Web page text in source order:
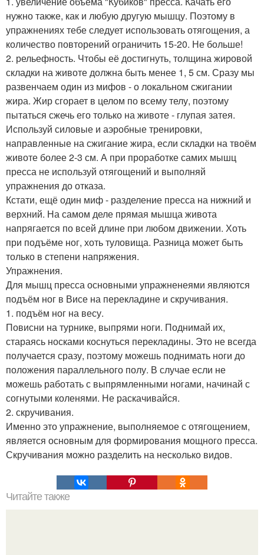
нужно также, как и любую другую мышцу. Поэтому в
упражнениях тебе следует использовать отягощения, а
количество повторений ограничить 15-20. Не больше!
2. рельефность. Чтобы её достигнуть, толщина жировой
складки на животе должна быть менее 1, 5 см. Сразу мы
развенчаем один из мифов - о локальном сжигании
жира. Жир сгорает в целом по всему телу, поэтому
пытаться сжечь его только на животе - глупая затея.
Используй силовые и аэробные тренировки,
направленные на сжигание жира, если складки на твоём
животе более 2-3 см. А при проработке самих мышц
пресса не используй отягощений и выполняй
упражнения до отказа.
Кстати, ещё один миф - разделение пресса на нижний и
верхний. На самом деле прямая мышца живота
напрягается по всей длине при любом движении. Хоть
при подъёме ног, хоть туловища. Разница может быть
только в степени напряжения.
Упражнения.
Для мышц пресса основными упражненеями являются
подъём ног в Висе на перекладине и скручивания.
1. подъём ног на весу.
Повисни на турнике, выпрями ноги. Поднимай их,
стараясь носками коснуться перекладины. Это не всегда
получается сразу, поэтому можешь поднимать ноги до
положения параллельного полу. В случае если не
можешь работать с выпрямленными ногами, начинай с
согнутыми коленями. Не раскачивайся.
2. скручивания.
Именно это упражнение, выполняемое с отягощением,
является основным для формирования мощного пресса.
Скручивания можно разделить на несколько видов.
Читайте также